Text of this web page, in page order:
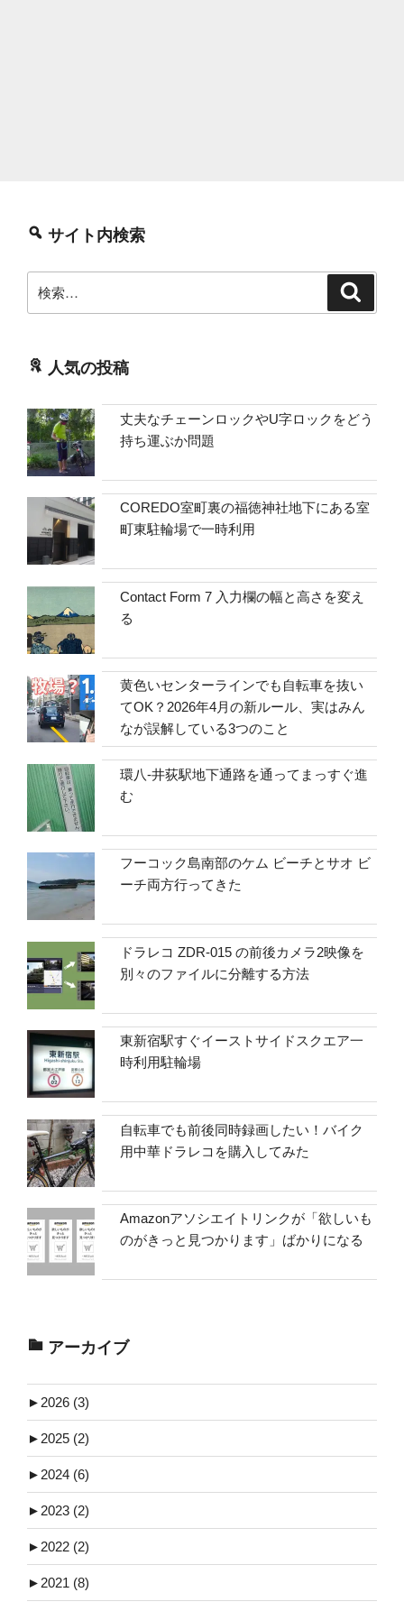
サイト内検索
索:
人気の投稿
丈夫なチェーンロックやU字ロックをどう
持ち運ぶか問題
COREDO室町裏の福徳神社地下にある室
町東駐輪場で一時利用
Contact Form 7 入力欄の幅と高さを変え
る
黄色いセンターラインでも自転車を抜い
てOK？2026年4月の新ルール、実はみん
なが誤解している3つのこと
環八-井荻駅地下通路を通ってまっすぐ進
む
フーコック島南部のケム ビーチとサオ ビ
ーチ両方行ってきた
ドラレコ ZDR-015 の前後カメラ2映像を
別々のファイルに分離する方法
東新宿駅すぐイーストサイドスクエア一
時利用駐輪場
自転車でも前後同時録画したい！バイク
用中華ドラレコを購入してみた
Amazonアソシエイトリンクが「欲しいも
のがきっと見つかります」ばかりになる
アーカイブ
► 2026 (3)
► 2025 (2)
► 2024 (6)
► 2023 (2)
► 2022 (2)
► 2021 (8)